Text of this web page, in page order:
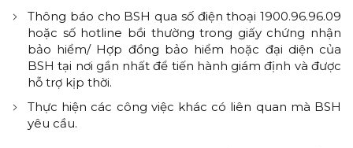
Thông báo cho BSH qua số điện thoại 1900.96.96.09
hoặc số hotline bồi thường trong giấy chứng nhận
bảo hiểm/ Hợp đồng bảo hiểm hoặc đại diện của
BSH tại nơi gần nhất để tiến hành giám định và được
hỗ trợ kịp thời.
Thực hiện các công việc khác có liên quan mà BSH
yêu cầu.